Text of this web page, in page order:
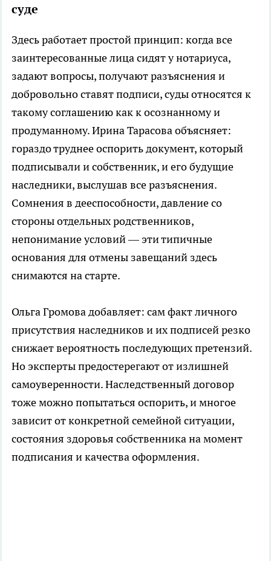
суде
Здесь работает простой принцип: когда все
заинтересованные лица сидят у нотариуса,
задают вопросы, получают разъяснения и
добровольно ставят подписи, суды относятся к
такому соглашению как к осознанному и
продуманному. Ирина Тарасова объясняет:
гораздо труднее оспорить документ, который
подписывали и собственник, и его будущие
наследники, выслушав все разъяснения.
Сомнения в дееспособности, давление со
стороны отдельных родственников,
непонимание условий — эти типичные
основания для отмены завещаний здесь
снимаются на старте.
Ольга Громова добавляет: сам факт личного
присутствия наследников и их подписей резко
снижает вероятность последующих претензий.
Но эксперты предостерегают от излишней
самоуверенности. Наследственный договор
тоже можно попытаться оспорить, и многое
зависит от конкретной семейной ситуации,
состояния здоровья собственника на момент
подписания и качества оформления.